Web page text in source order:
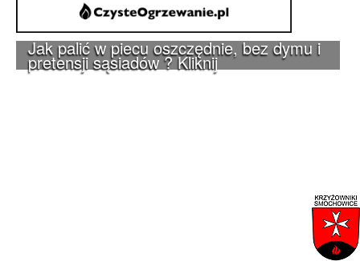
Jak palić w piecu oszczędnie, bez dymu i
pretensji sąsiadów ? Kliknij